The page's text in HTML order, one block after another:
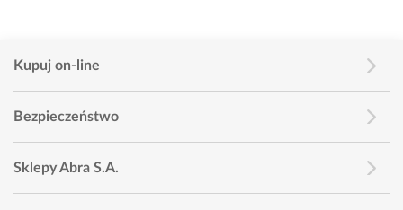
Kupuj on-line
Bezpieczeństwo
Sklepy Abra S.A.